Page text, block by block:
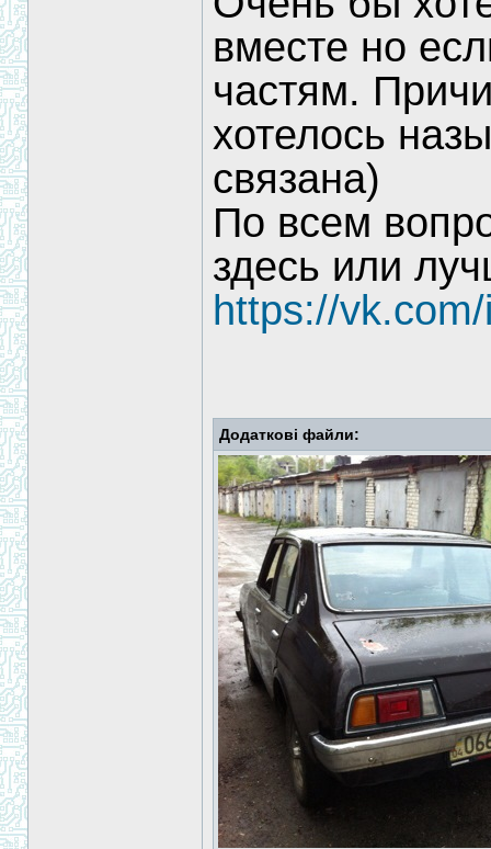
вместе но
частям.
хотелось
связана)
По всем
здесь или
https://
Додаткові файли: